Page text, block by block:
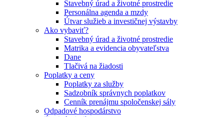
Stavebný úrad a životné prostredie
Personálna agenda a mzdy
Útvar služieb a investičnej výstavby
Ako vybaviť?
Stavebný úrad a životné prostredie
Matrika a evidencia obyvateľstva
Dane
Tlačivá na žiadosti
Poplatky a ceny
Poplatky za služby
Sadzobník správnych poplatkov
Cenník prenájmu spoločenskej sály
Odpadové hospodárstvo